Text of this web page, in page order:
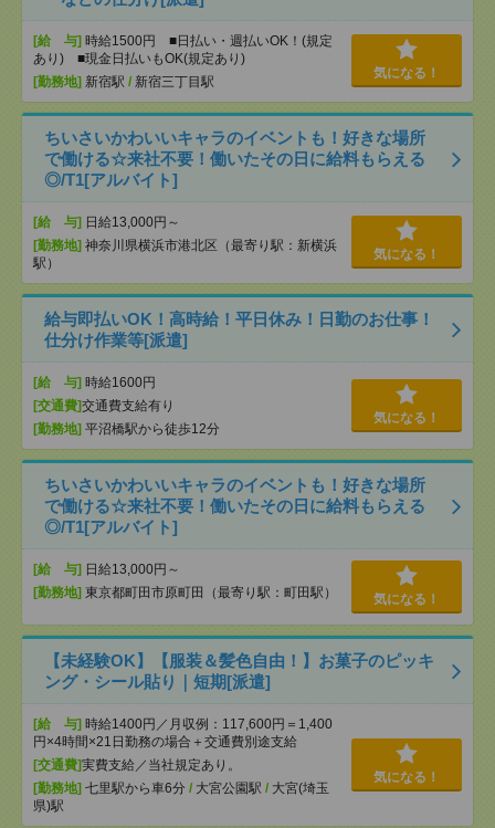
[給 与] 時給1500円 ■日払い・週払いOK！(規定
あり) ■現金日払いもOK(規定あり)
[勤務地] 新宿駅 / 新宿三丁目駅
気になる！
ちいさいかわいいキャラのイベントも！好きな場所
で働ける☆来社不要！働いたその日に給料もらえる
◎/T1[アルバイト]
[給 与] 日給13,000円～
[勤務地] 神奈川県横浜市港北区（最寄り駅：新横浜
駅）
気になる！
給与即払いOK！高時給！平日休み！日勤のお仕事！
仕分け作業等[派遣]
[給 与] 時給1600円
[交通費]交通費支給有り
[勤務地] 平沼橋駅から徒歩12分
気になる！
ちいさいかわいいキャラのイベントも！好きな場所
で働ける☆来社不要！働いたその日に給料もらえる
◎/T1[アルバイト]
[給 与] 日給13,000円～
[勤務地] 東京都町田市原町田（最寄り駅：町田駅） 気になる！
【未経験OK】【服装＆髪色自由！】お菓子のピッキ
ング・シール貼り｜短期[派遣]
[給 与] 時給1400円／月収例：117,600円＝1,400
円×4時間×21日勤務の場合＋交通費別途支給
[交通費]実費支給／当社規定あり。
[勤務地] 七里駅から車6分 / 大宮公園駅 / 大宮(埼玉
県)駅
気になる！